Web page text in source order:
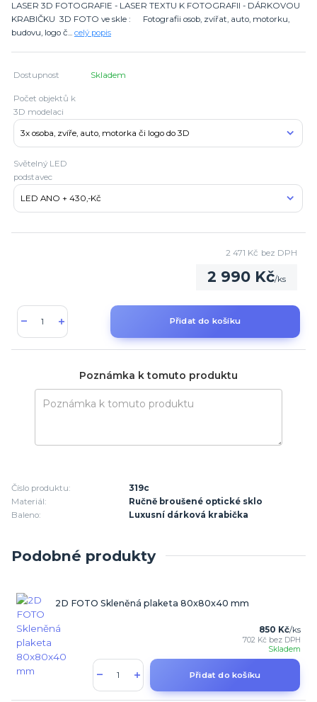
LASER 3D FOTOGRAFIE - LASER TEXTU K FOTOGRAFII - DÁRKOVOU
KRABIČKU 3D FOTO ve skle : Fotografii osob, zvířat, auto, motorku,
budovu, logo č... celý popis
Dostupnost Skladem
Počet objektů k
3D modelaci
Světelný LED
podstavec
2 990 Kč/ks
2 471 Kč bez DPH
Přidat do košíku
Poznámka k tomuto produktu
Číslo produktu:
319c
Materiál:
Ručně broušené optické sklo
Baleno:
Luxusní dárková krabička
Podobné produkty
2D FOTO Skleněná plaketa 80x80x40 mm
850 Kč/ks
702 Kč bez DPH
Skladem
Přidat do košíku